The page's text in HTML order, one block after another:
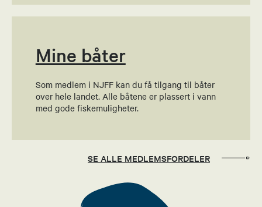
Mine båter
Som medlem i NJFF kan du få tilgang til båter
over hele landet. Alle båtene er plassert i vann
med gode fiskemuligheter.
SE ALLE MEDLEMSFORDELER